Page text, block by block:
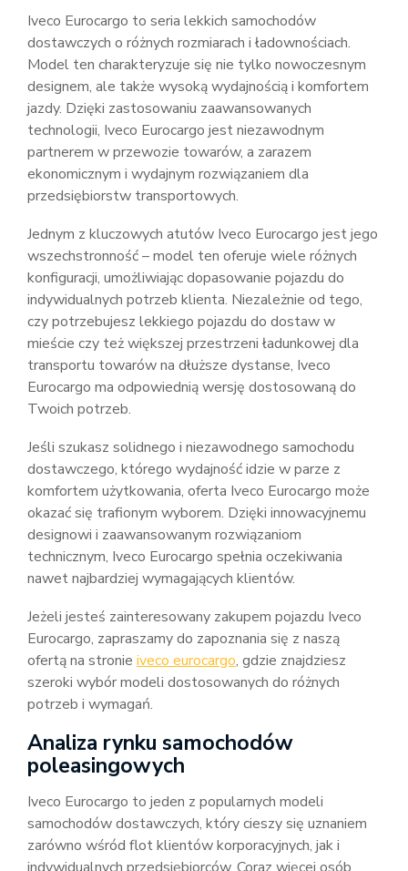
Iveco Eurocargo to seria lekkich samochodów
dostawczych o różnych rozmiarach i ładownościach.
Model ten charakteryzuje się nie tylko nowoczesnym
designem, ale także wysoką wydajnością i komfortem
jazdy. Dzięki zastosowaniu zaawansowanych
technologii, Iveco Eurocargo jest niezawodnym
partnerem w przewozie towarów, a zarazem
ekonomicznym i wydajnym rozwiązaniem dla
przedsiębiorstw transportowych.
Jednym z kluczowych atutów Iveco Eurocargo jest jego
wszechstronność – model ten oferuje wiele różnych
konfiguracji, umożliwiając dopasowanie pojazdu do
indywidualnych potrzeb klienta. Niezależnie od tego,
czy potrzebujesz lekkiego pojazdu do dostaw w
mieście czy też większej przestrzeni ładunkowej dla
transportu towarów na dłuższe dystanse, Iveco
Eurocargo ma odpowiednią wersję dostosowaną do
Twoich potrzeb.
Jeśli szukasz solidnego i niezawodnego samochodu
dostawczego, którego wydajność idzie w parze z
komfortem użytkowania, oferta Iveco Eurocargo może
okazać się trafionym wyborem. Dzięki innowacyjnemu
designowi i zaawansowanym rozwiązaniom
technicznym, Iveco Eurocargo spełnia oczekiwania
nawet najbardziej wymagających klientów.
Jeżeli jesteś zainteresowany zakupem pojazdu Iveco
Eurocargo, zapraszamy do zapoznania się z naszą
ofertą na stronie iveco eurocargo, gdzie znajdziesz
szeroki wybór modeli dostosowanych do różnych
potrzeb i wymagań.
Analiza rynku samochodów
poleasingowych
Iveco Eurocargo to jeden z popularnych modeli
samochodów dostawczych, który cieszy się uznaniem
zarówno wśród flot klientów korporacyjnych, jak i